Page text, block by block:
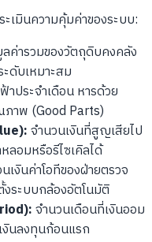
เมินความคุ้มค่าของระบบ:
ค่ารวมของวัตถุดิบคงคลัง
ดับเหมาะสม
าประจำเดือน หารด้วย
าพ (Good Parts)
จำนวนเงินที่สูญเสียไป
อมหรือรีไซเคิลได้
เงินค่าโอทีของฝ่ายตรวจ
ระบบกล้องอัตโนมัติ
จำนวนเดือนที่เงินออม
งินลงทุนก้อนแรก